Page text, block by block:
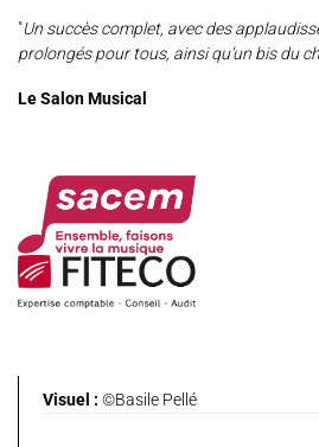
"Un succès complet, avec des
prolongés pour tous, ainsi qu’un bis du
Le Salon Musical
Visuel : ©Basile Pellé